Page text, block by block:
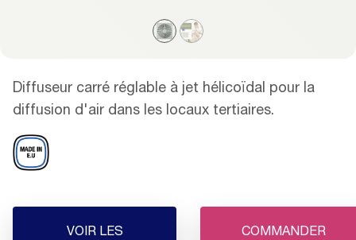
Diffuseur carré réglable à jet hélicoïdal pour la
diffusion d'air dans les locaux tertiaires.
VOIR LES
COMMANDER